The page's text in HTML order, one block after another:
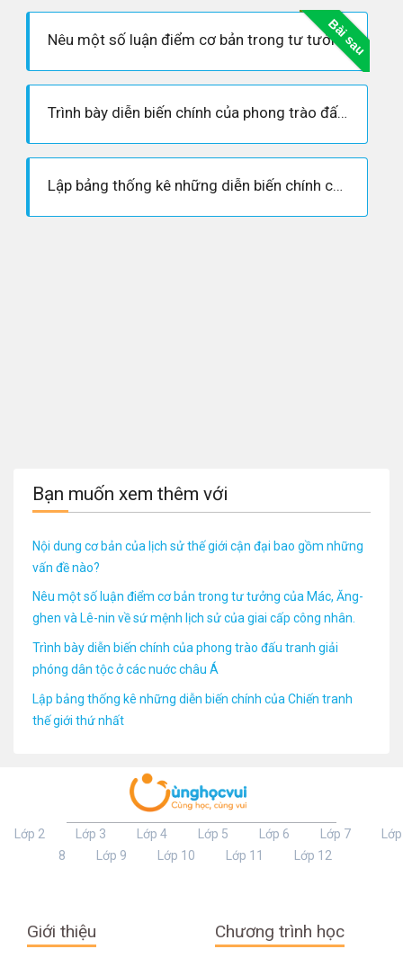
Bài sau
Nêu một số luận điểm cơ bản trong tư tưởng của Mác, Ăng-ghen và Lê-nin về sứ mệnh lịch sử của giai cấp công nhân.
Trình bày diễn biến chính của phong trào đấu tranh giải phóng dân tộc ở các nuớc châu Á
Lập bảng thống kê những diễn biến chính của Chiến tranh thế giới thứ nhất
Bạn muốn xem thêm với
Nội dung cơ bản của lịch sử thế giới cận đại bao gồm những
vấn đề nào?
Nêu một số luận điểm cơ bản trong tư tưởng của Mác, Ăng-
ghen và Lê-nin về sứ mệnh lịch sử của giai cấp công nhân.
Trình bày diễn biến chính của phong trào đấu tranh giải
phóng dân tộc ở các nuớc châu Á
Lập bảng thống kê những diễn biến chính của Chiến tranh
thế giới thứ nhất
Lớp 2 Lớp 3 Lớp 4 Lớp 5 Lớp 6 Lớp 7
Lớp
8
Lớp 9 Lớp 10 Lớp 11 Lớp 12
Giới thiệu Chương trình học